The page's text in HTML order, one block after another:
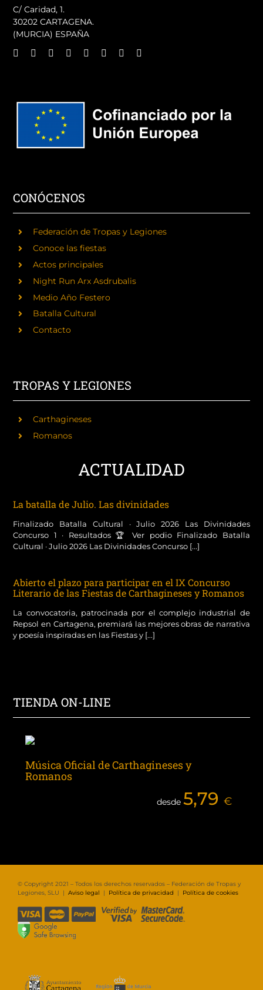
C/ Caridad, 1.
30202 CARTAGENA.
(MURCIA) ESPAÑA
CONÓCENOS
Federación de Tropas y Legiones
Conoce las fiestas
Actos principales
Night Run Arx Asdrubalis
Medio Año Festero
Batalla Cultural
Contacto
TROPAS Y LEGIONES
Carthagineses
Romanos
ACTUALIDAD
La batalla de Julio. Las divinidades
Finalizado Batalla Cultural · Julio 2026 Las Divinidades
Concurso 1 · Resultados 🏆 Ver podio Finalizado Batalla
Cultural · Julio 2026 Las Divinidades Concurso [...]
Abierto el plazo para participar en el IX Concurso
Literario de las Fiestas de Carthagineses y Romanos
La convocatoria, patrocinada por el complejo industrial de
Repsol en Cartagena, premiará las mejores obras de narrativa
y poesía inspiradas en las Fiestas y [...]
TIENDA ON-LINE
Música Oficial de Carthagineses y
Romanos
desde 5,79 €
© Copyright 2021 – Todos los derechos reservados – Federación de Tropas y
Legiones, SLU | Aviso legal | Política de privacidad | Política de cookies